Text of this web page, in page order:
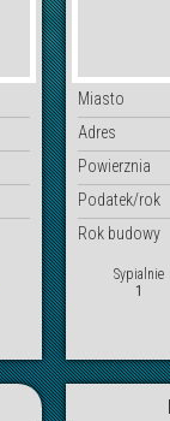
Miasto
Adres
Powierznia
Podatek/rok
Rok budowy
Sypialnie
1